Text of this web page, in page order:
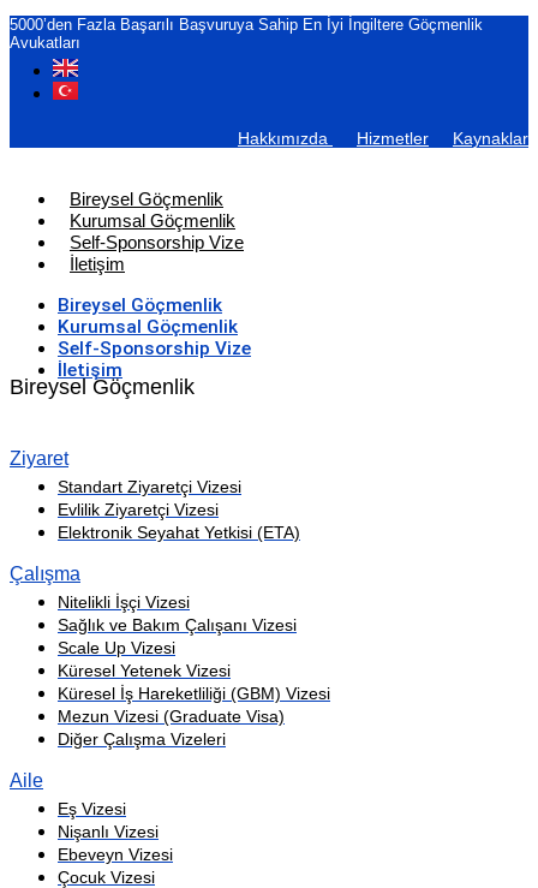
5000’den Fazla Başarılı Başvuruya Sahip En İyi İngiltere Göçmenlik
Avukatları
Hakkımızda Hizmetler Kaynaklar
Bireysel Göçmenlik
Kurumsal Göçmenlik
Self-Sponsorship Vize
İletişim
Bireysel Göçmenlik
Kurumsal Göçmenlik
Self-Sponsorship Vize
İletişim
Bireysel Göçmenlik
Ziyaret
Standart Ziyaretçi Vizesi
Evlilik Ziyaretçi Vizesi
Elektronik Seyahat Yetkisi (ETA)
Çalışma
Nitelikli İşçi Vizesi
Sağlık ve Bakım Çalışanı Vizesi
Scale Up Vizesi
Küresel Yetenek Vizesi
Küresel İş Hareketliliği (GBM) Vizesi
Mezun Vizesi (Graduate Visa)
Diğer Çalışma Vizeleri
Aile
Eş Vizesi
Nişanlı Vizesi
Ebeveyn Vizesi
Çocuk Vizesi